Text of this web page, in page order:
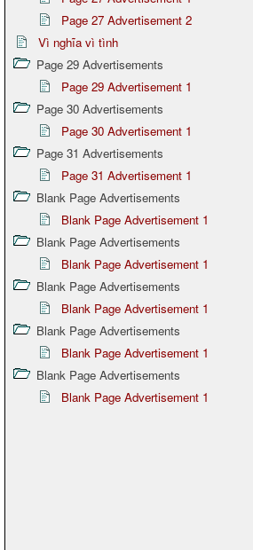
Page 27 Advertisement 2
Vì nghĩa vì tình
Page 29 Advertisements
Page 29 Advertisement 1
Page 30 Advertisements
Page 30 Advertisement 1
Page 31 Advertisements
Page 31 Advertisement 1
Blank Page Advertisements
Blank Page Advertisement 1
Blank Page Advertisements
Blank Page Advertisement 1
Blank Page Advertisements
Blank Page Advertisement 1
Blank Page Advertisements
Blank Page Advertisement 1
Blank Page Advertisements
Blank Page Advertisement 1